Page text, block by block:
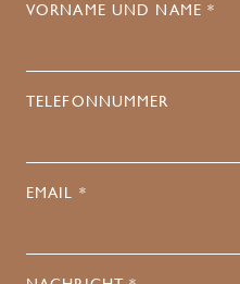
VORNAME UND NAME *
TELEFONNUMMER
EMAIL *